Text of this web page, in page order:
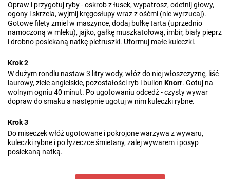
Opraw i przygotuj ryby - oskrob z łusek, wypatrosz, odetnij głowy,
ogony i skrzela, wyjmij kręgosłupy wraz z ośćmi (nie wyrzucaj).
Gotowe filety zmiel w maszynce, dodaj bułkę tarta (uprzednio
namoczoną w mleku), jajko, gałkę muszkatołową, imbir, biały pieprz
i drobno posiekaną natkę pietruszki. Uformuj małe kuleczki.
Krok 2
W dużym rondlu nastaw 3 litry wody, włóż do niej włoszczyznę, liść
laurowy, ziele angielskie, pozostałości ryb i bulion Knorr. Gotuj na
wolnym ogniu 40 minut. Po ugotowaniu odcedź - czysty wywar
dopraw do smaku a następnie ugotuj w nim kuleczki rybne.
Krok 3
Do miseczek włóż ugotowane i pokrojone warzywa z wywaru,
kuleczki rybne i po łyżeczce śmietany, zalej wywarem i posyp
posiekaną natką.